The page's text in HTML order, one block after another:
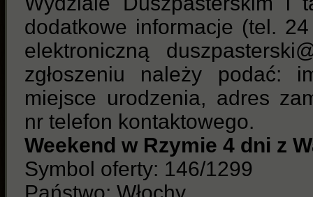
dodatkowe informacje (tel.
elektroniczną
zgłoszeniu należy podać:
miejsce urodzenia, adres
nr telefon kontaktowego.
Weekend w Rzymie 4 dni z
Symbol oferty: 146/1299
Państwo: Włochy